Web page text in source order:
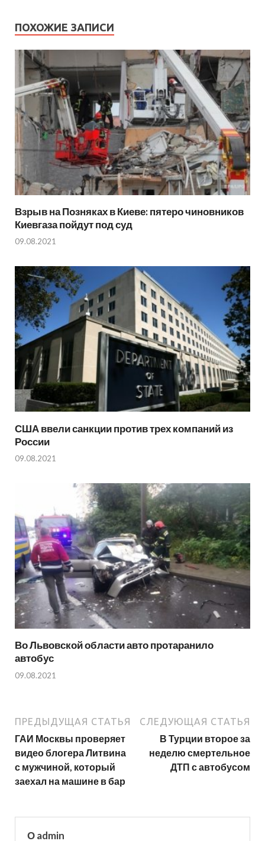
ПОХОЖИЕ ЗАПИСИ
Взрыв на Позняках в Киеве: пятеро чиновников
Киевгаза пойдут под суд
09.08.2021
США ввели санкции против трех компаний из
России
09.08.2021
Во Львовской области авто протаранило
автобус
09.08.2021
ПРЕДЫДУЩАЯ СТАТЬЯ
ГАИ Москвы проверяет
видео блогера Литвина
с мужчиной, который
заехал на машине в бар
СЛЕДУЮЩАЯ СТАТЬЯ
В Турции второе за
неделю смертельное
ДТП с автобусом
О admin